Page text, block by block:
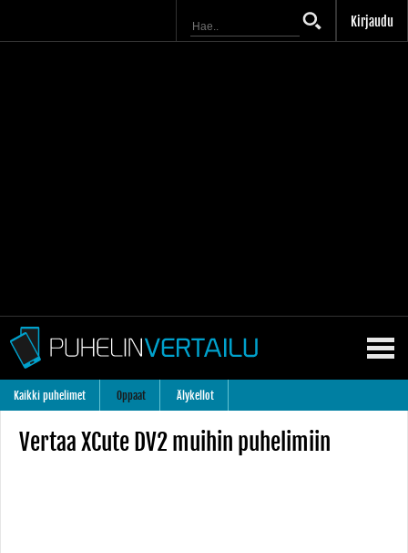
Kirjaudu
Kaikki puhelimet Oppaat Älykellot
Vertaa XCute DV2 muihin puhelimiin